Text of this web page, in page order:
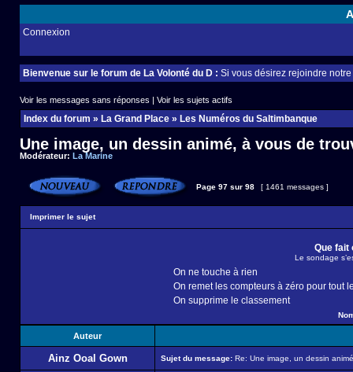
Connexion
Bienvenue sur le forum de La Volonté du D : Si vous désirez rejoindre
Voir les messages sans réponses | Voir les sujets actifs
Index du forum » La Grand Place » Les Numéros du Saltimbanque
Une image, un dessin animé, à vous de
Modérateur: La Marine
Page 97 sur 98 [ 1461 messages ]
Imprimer le sujet
Que fait
Le sondage
On ne touche à rien
On remet les compteurs à zéro pour tout
On supprime le classement
Auteur
Ainz Ooal Gown Sujet du message: Re: Une image, un dessin